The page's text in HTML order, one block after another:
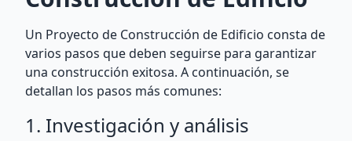
Un Proyecto de Construcción de Edificio consta de
varios pasos que deben seguirse para garantizar
una construcción exitosa. A continuación, se
detallan los pasos más comunes:
1. Investigación y análisis